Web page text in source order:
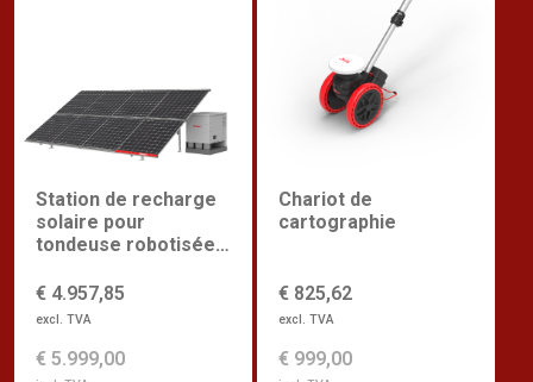
Station de recharge
solaire pour
tondeuse robotisée
€ 4.957,85
excl. TVA
€ 5.999,00
Chariot de
cartographie
€ 825,62
excl. TVA
€ 999,00